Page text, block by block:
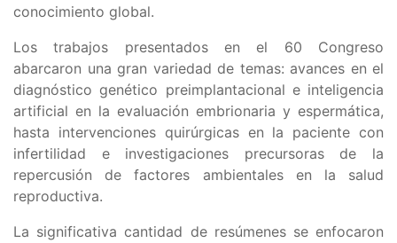
conocimiento global.
Los trabajos presentados en el 60 Congreso
abarcaron una gran variedad de temas: avances en el
diagnóstico genético preimplantacional e inteligencia
artificial en la evaluación embrionaria y espermática,
hasta intervenciones quirúrgicas en la paciente con
infertilidad e investigaciones precursoras de la
repercusión de factores ambientales en la salud
reproductiva.
La significativa cantidad de resúmenes se enfocaron